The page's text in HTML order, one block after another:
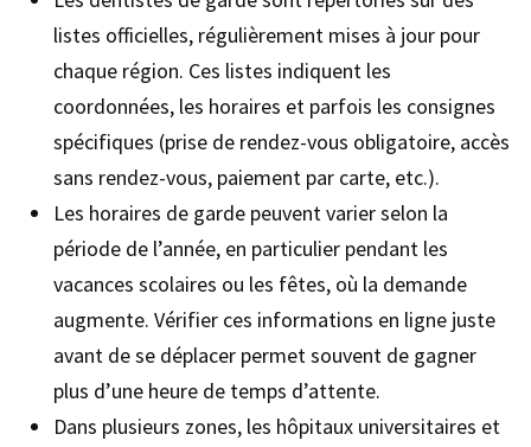
listes officielles, régulièrement mises à jour pour
chaque région. Ces listes indiquent les
coordonnées, les horaires et parfois les consignes
spécifiques (prise de rendez-vous obligatoire, accès
sans rendez-vous, paiement par carte, etc.).
Les horaires de garde peuvent varier selon la
période de l’année, en particulier pendant les
vacances scolaires ou les fêtes, où la demande
augmente. Vérifier ces informations en ligne juste
avant de se déplacer permet souvent de gagner
plus d’une heure de temps d’attente.
Dans plusieurs zones, les hôpitaux universitaires et